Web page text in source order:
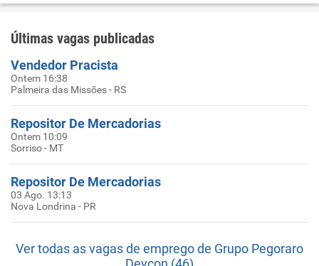
Últimas vagas publicadas
Vendedor Pracista
Ontem 16:38
Palmeira das Missões - RS
Repositor De Mercadorias
Ontem 10:09
Sorriso - MT
Repositor De Mercadorias
03 Ago. 13:13
Nova Londrina - PR
Ver todas as vagas de emprego de Grupo Pegoraro